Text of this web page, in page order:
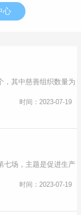
心
，其中慈善组织数量为
时间：2023-07-19
七场，主题是促进生产
时间：2023-07-19